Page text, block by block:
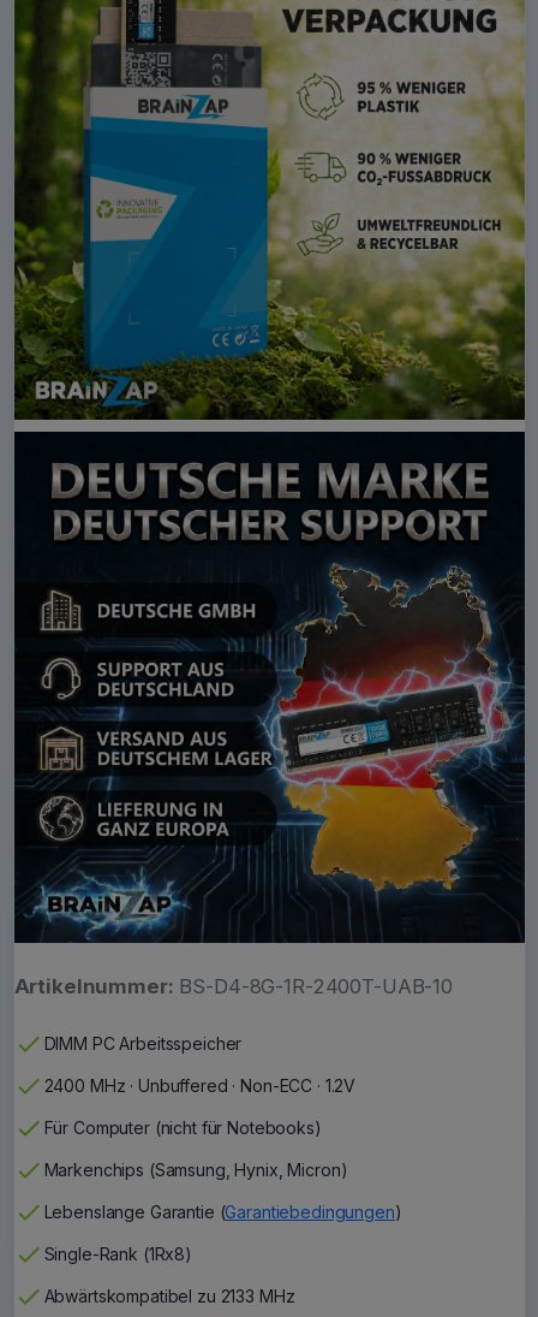
Artikelnummer: BS-D4-8G-1R-2400T-UAB-10
check DIMM PC Arbeitsspeicher
check 2400 MHz · Unbuffered · Non-ECC · 1.2V
check Für Computer (nicht für Notebooks)
check Markenchips (Samsung, Hynix, Micron)
check Lebenslange Garantie (Garantiebedingungen)
check Single-Rank (1Rx8)
check Abwärtskompatibel zu 2133 MHz